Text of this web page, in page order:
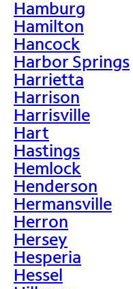
Hamburg
Hamilton
Hancock
Harbor Springs
Harrietta
Harrison
Harrisville
Hart
Hastings
Hemlock
Henderson
Hermansville
Herron
Hersey
Hesperia
Hessel